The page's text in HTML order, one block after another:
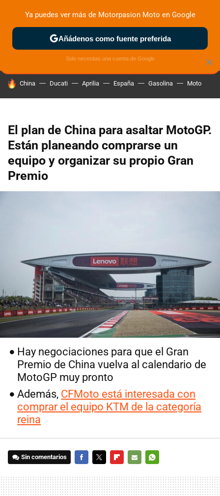
ZONA DE PRUEBAS DEPORTIVAS MOTOS ELÉCTRICAS
HOY SE HABLA DE
China Ducati Aprilia España Gasolina Moto
El plan de China para asaltar MotoGP.
Están planeando comprarse un
equipo y organizar su propio Gran
Premio
Hay negociaciones para que el Gran
Premio de China vuelva al calendario de
MotoGP muy pronto
Además, CFMoto está interesada con
comprar el equipo KTM de la categoría
reina
Sin comentarios
MAIL
×
Ya puedes ver más de Motorpasion Moto en Google
Añádenos como fuente preferida
Solo necesitas una cuenta de Google